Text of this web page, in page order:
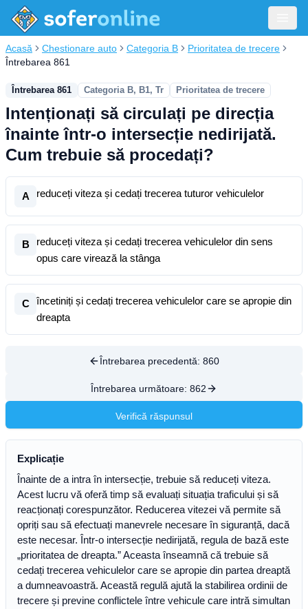
Acasă Chestionare auto Categoria B
Prioritatea de trecere
Întrebarea 861
Întrebarea 861 Categoria B, B1, Tr Prioritatea de trecere
Intenționați să circulați pe direcția
înainte într-o intersecție nedirijată.
Cum trebuie să procedați?
A reduceți viteza și cedați trecerea tuturor vehiculelor
B
reduceți viteza și cedați trecerea vehiculelor din sens
opus care virează la stânga
C
încetiniți și cedați trecerea vehiculelor care se apropie din
dreapta
Întrebarea precedentă: 860
Întrebarea următoare: 862
Verifică răspunsul
Explicație
Înainte de a intra în intersecție, trebuie să reduceți viteza.
Acest lucru vă oferă timp să evaluați situația traficului și să
reacționați corespunzător. Reducerea vitezei vă permite să
opriți sau să efectuați manevrele necesare în siguranță, dacă
este necesar. Într-o intersecție nedirijată, regula de bază este
„prioritatea de dreapta.” Aceasta înseamnă că trebuie să
cedați trecerea vehiculelor care se apropie din partea dreaptă
a dumneavoastră. Această regulă ajută la stabilirea ordinii de
trecere și previne conflictele între vehicule care intră simultan